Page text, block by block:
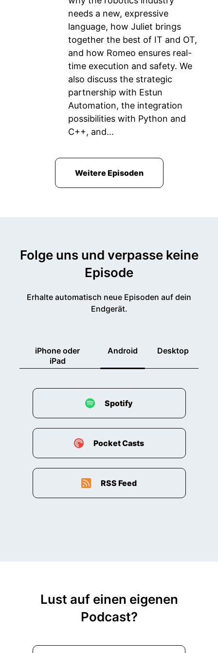
needs a new, expressive
language, how Juliet brings
together the best of IT and OT,
and how Romeo ensures real-
time execution and safety. We
also discuss the strategic
partnership with Estun
Automation, the integration
possibilities with Python and
C++, and...
Weitere Episoden
Folge uns und verpasse keine
Episode
Erhalte automatisch neue Episoden auf dein
Endgerät.
iPhone oder
iPad
Android Desktop
Spotify
Pocket Casts
RSS Feed
Lust auf einen eigenen
Podcast?